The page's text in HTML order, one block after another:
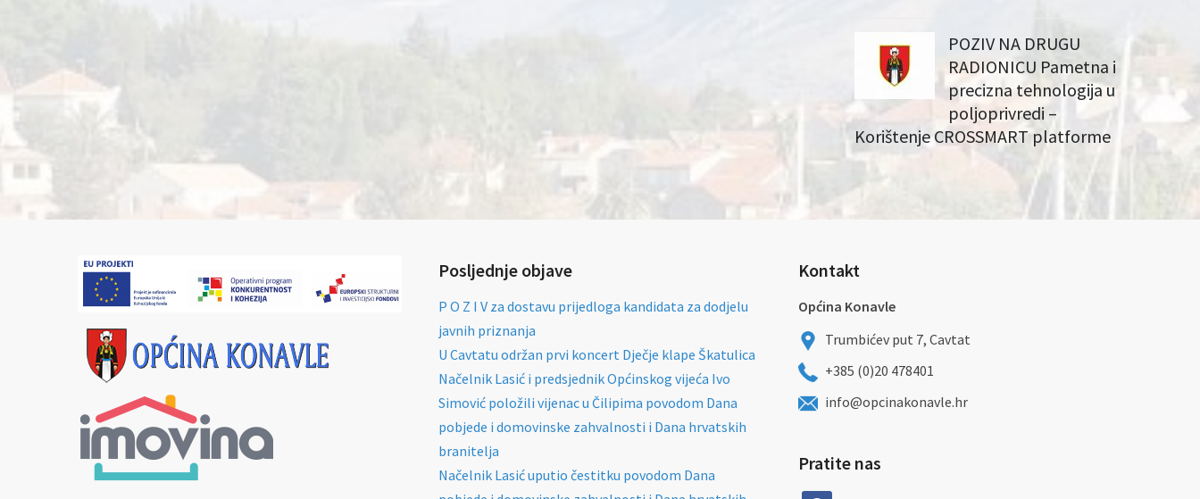
POZIV NA DRUGU
RADIONICU Pametna i
precizna tehnologija u
poljoprivredi –
Korištenje CROSSMART platforme
Posljednje objave
P O Z I V za dostavu prijedloga kandidata za dodjelu
javnih priznanja
U Cavtatu održan prvi koncert Dječje klape Škatulica
Načelnik Lasić i predsjednik Općinskog vijeća Ivo
Simović položili vijenac u Čilipima povodom Dana
pobjede i domovinske zahvalnosti i Dana hrvatskih
branitelja
Načelnik Lasić uputio čestitku povodom Dana
Kontakt
Općina Konavle
Trumbićev put 7, Cavtat
+385 (0)20 478401
info@opcinakonavle.hr
Pratite nas